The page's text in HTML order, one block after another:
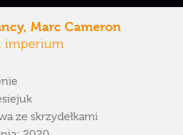
Marc Cameron
imperium
ze skrzydełkami